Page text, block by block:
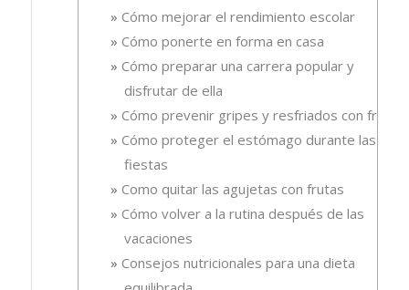
Cómo mejorar el rendimiento escolar
Cómo ponerte en forma en casa
Cómo preparar una carrera popular y
disfrutar de ella
Cómo prevenir gripes y resfriados con fruta.
Cómo proteger el estómago durante las
fiestas
Como quitar las agujetas con frutas
Cómo volver a la rutina después de las
vacaciones
Consejos nutricionales para una dieta